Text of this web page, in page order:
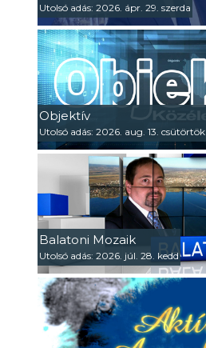
Utolsó adás: 2026. ápr. 29. szerda
Objektív
Utolsó adás: 2026. aug. 13. csütörtök
Balatoni Mozaik
Utolsó adás: 2026. júl. 28. kedd